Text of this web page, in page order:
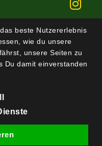
beste Nutzererlebnis
wie du unsere
unsere Seiten zu
Du damit einverstanden